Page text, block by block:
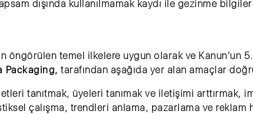
dışında kullanılmamak kaydı ile gezinme
öngörülen temel ilkelere uygun olarak ve Kanun’un
Packaging, tarafından aşağıda yer alan amaçlar
tanıtmak, üyeleri tanımak ve iletişimi arttırmak,
çalışma, trendleri anlama, pazarlama ve reklam